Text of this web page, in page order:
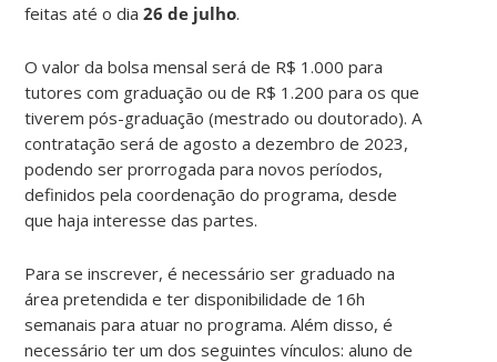
feitas até o dia26 de julho.
O valor da bolsa mensal será de R$ 1.000 para
tutores com graduação ou de R$ 1.200 para os que
tiverem pós-graduação (mestrado ou doutorado). A
contratação será de agosto a dezembro de 2023,
podendo ser prorrogada para novos períodos,
definidos pela coordenação do programa, desde
que haja interesse das partes.
Para se inscrever, é necessário ser graduado na
área pretendida e ter disponibilidade de 16h
semanais para atuar no programa. Além disso, é
necessário ter um dos seguintes vínculos: aluno de